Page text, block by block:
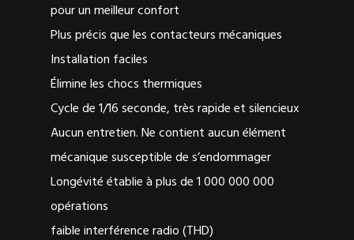
pour un meilleur confort
Plus précis que les contacteurs mécaniques
Installation faciles
Élimine les chocs thermiques
Cycle de 1/16 seconde, très rapide et silencieux
Aucun entretien. Ne contient aucun élément
mécanique susceptible de s’endommager
Longévité établie à plus de 1 000 000 000
opérations
faible interférence radio (THD)